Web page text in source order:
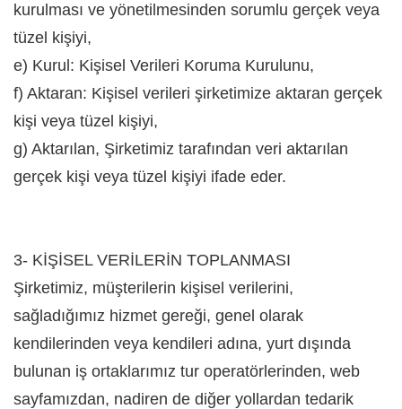
kurulması ve yönetilmesinden sorumlu gerçek veya
tüzel kişiyi,
e) Kurul: Kişisel Verileri Koruma Kurulunu,
f) Aktaran: Kişisel verileri şirketimize aktaran gerçek
kişi veya tüzel kişiyi,
g) Aktarılan, Şirketimiz tarafından veri aktarılan
gerçek kişi veya tüzel kişiyi ifade eder.
3- KİŞİSEL VERİLERİN TOPLANMASI
Şirketimiz, müşterilerin kişisel verilerini,
sağladığımız hizmet gereği, genel olarak
kendilerinden veya kendileri adına, yurt dışında
bulunan iş ortaklarımız tur operatörlerinden, web
sayfamızdan, nadiren de diğer yollardan tedarik